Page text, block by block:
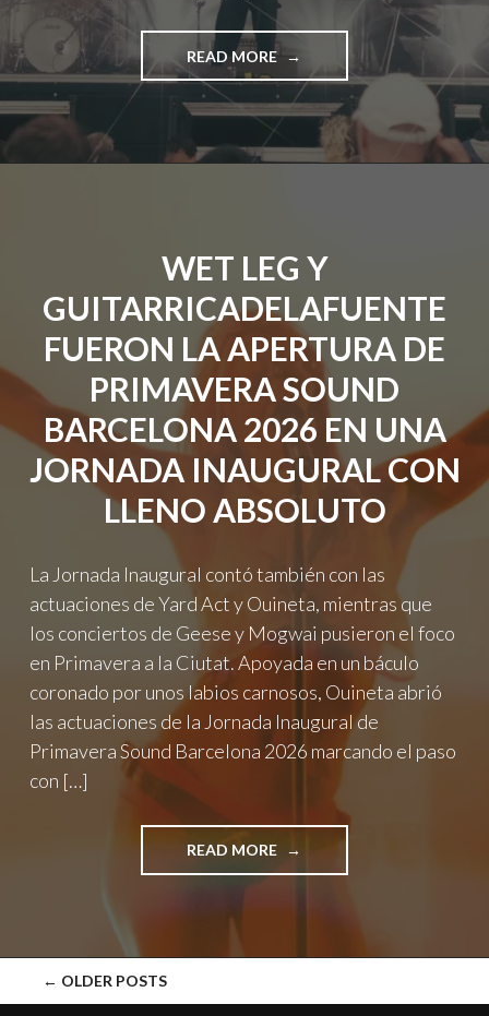
READ MORE "GEESE
SE
POSICIONA
COMO
LA
BANDA
PRIMAVERA
SOUND
BARCELONA
EN
UNA
JORNADA
CON
METEOROLOGÍA
ADVERSA"
WET LEG Y
GUITARRICADELAFUENTE
FUERON LA APERTURA DE
PRIMAVERA SOUND
BARCELONA 2026 EN UNA
JORNADA INAUGURAL CON
LLENO ABSOLUTO
La Jornada Inaugural contó también con las
actuaciones de Yard Act y Ouineta, mientras que
los conciertos de Geese y Mogwai pusieron el foco
en Primavera a la Ciutat. Apoyada en un báculo
coronado por unos labios carnosos, Ouineta abrió
las actuaciones de la Jornada Inaugural de
Primavera Sound Barcelona 2026 marcando el paso
con […]
READ MORE "WET
LEG
LA
DE
POSTS
← OLDER POSTS